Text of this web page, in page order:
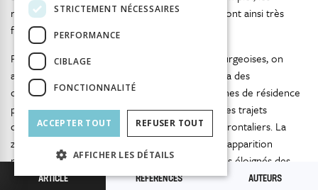
retombées fiscales pour les lieux de résidence sont ainsi très
faibles.
Par ailleurs, à proximité des frontières luxembourgeoises, on
assiste à une hausse des prix de l’immobilier qui a des
conséquences directes sur les mobilités. Les zones de résidence
proches des frontières arrivent à saturation et les trajets
domicile-travail s’allongent pour les travailleurs frontaliers. La
zone d’influence du Luxembourg s’élargit, avec l’apparition
notamment de nouveaux pôles de résidence plus éloignés des
frontières (Pigeron-Piroth et Schneider, 2009). Par ailleurs, on a
ARTICLE RÉFÉRENCES AUTEURS
STRICTEMENT NÉCESSAIRES
PERFORMANCE
CIBLAGE
FONCTIONNALITÉ
ACCEPTER TOUT REFUSER TOUT
AFFICHER LES DÉTAILS